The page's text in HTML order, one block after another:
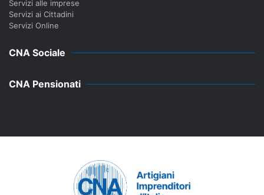
Servizi alle imprese
Servizi ai Cittadini
Servizi Online
CNA Sociale
CNA Pensionati